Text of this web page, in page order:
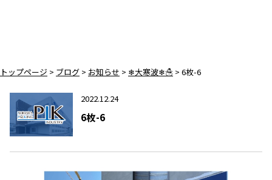
トップページ > ブログ > お知らせ > ❄大寒波❄☃ > 6枚-6
2022.12.24
6枚-6